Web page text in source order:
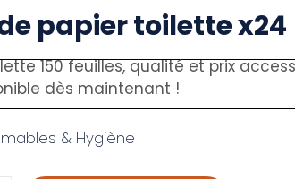
papier toilette x24
150 feuilles, qualité et prix
dès maintenant !
& Hygiène